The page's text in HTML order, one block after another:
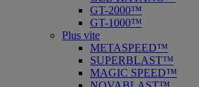
GT-2000™
GT-1000™
Plus vite
METASPEED™
SUPERBLAST™
MAGIC SPEED™